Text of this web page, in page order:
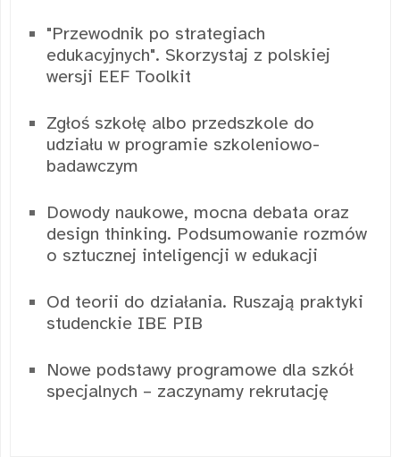
"Przewodnik po strategiach
edukacyjnych". Skorzystaj z polskiej
wersji EEF Toolkit
Zgłoś szkołę albo przedszkole do
udziału w programie szkoleniowo-
badawczym
Dowody naukowe, mocna debata oraz
design thinking. Podsumowanie rozmów
o sztucznej inteligencji w edukacji
Od teorii do działania. Ruszają praktyki
studenckie IBE PIB
Nowe podstawy programowe dla szkół
specjalnych – zaczynamy rekrutację